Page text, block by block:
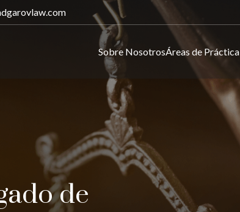
Sobre NosotrosÁreas de Práctica
de